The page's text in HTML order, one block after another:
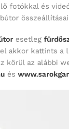
fotókkal és
esetleg
akkor kattints a
körül az alábbi
és